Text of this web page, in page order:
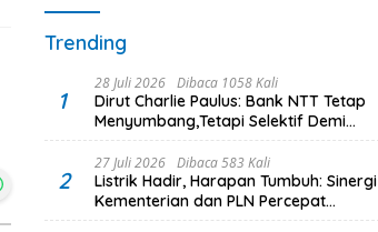
Trending
1
28 Juli 2026 Dibaca 1058 Kali
Dirut Charlie Paulus: Bank NTT Tetap
Menyumbang,Tetapi Selektif Demi
Kepentingan Masyarakat
2
27 Juli 2026 Dibaca 583 Kali
Listrik Hadir, Harapan Tumbuh: Sinergi
Kementerian dan PLN Percepat
Pembangunan Infrastruktur Desa